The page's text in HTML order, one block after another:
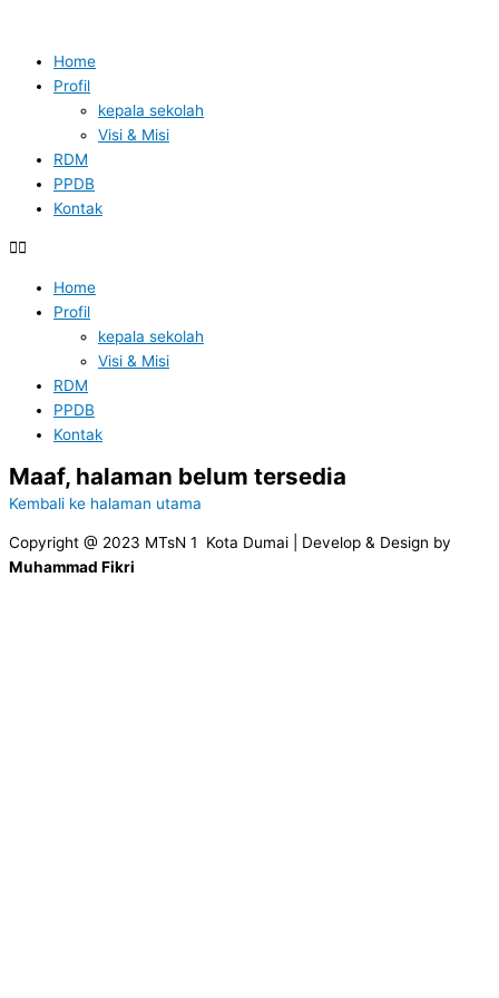
Home
Profil
kepala sekolah
Visi & Misi
RDM
PPDB
Kontak
Home
Profil
kepala sekolah
Visi & Misi
RDM
PPDB
Kontak
Maaf, halaman belum tersedia
Kembali ke halaman utama
Copyright @ 2023 MTsN 1 Kota Dumai | Develop & Design by
Muhammad Fikri